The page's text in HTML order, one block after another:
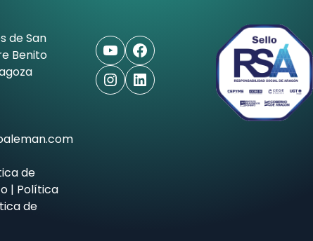
de San
Benito
de
| Política
de
YouTubeFacebook
Instagram
LinkedIn